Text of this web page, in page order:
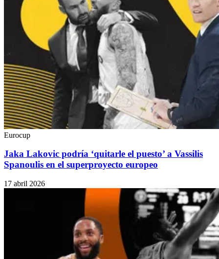
Eurocup
Jaka Lakovic podría ‘quitarle el puesto’ a Vassilis
Spanoulis en el superproyecto europeo
17 abril 2026